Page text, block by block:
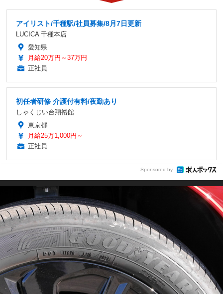
アイリスト/千種駅/社員募集/8月7日更新
LUCICA 千種本店
愛知県
月給20万円～37万円
正社員
初任者研修 介護付有料/夜勤あり
しゃくじい台翔裕館
東京都
月給25万1,000円～
正社員
Sponsored by